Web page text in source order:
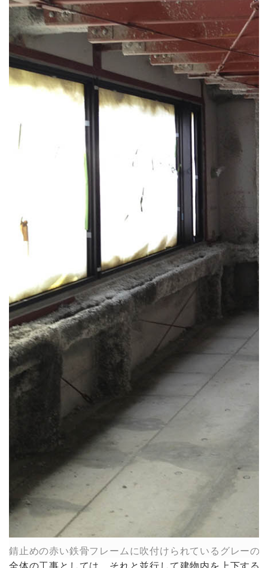
錆止めの赤い鉄骨フレームに吹付けられているグレーの
全体の工事としては、それと並行して建物内を上下す